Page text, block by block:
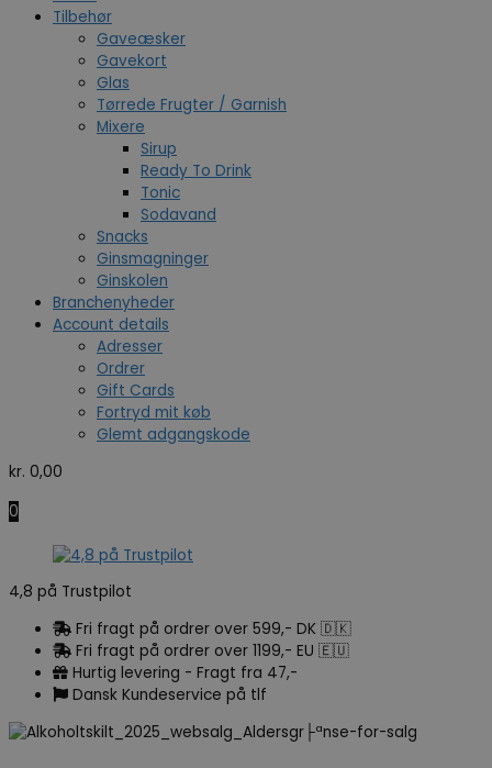
Tilbehør
Gaveæsker
Gavekort
Glas
Tørrede Frugter / Garnish
Mixere
Sirup
Ready To Drink
Tonic
Sodavand
Snacks
Ginsmagninger
Ginskolen
Branchenyheder
Account details
Adresser
Ordrer
Gift Cards
Fortryd mit køb
Glemt adgangskode
kr. 0,00
0
4,8 på Trustpilot
Fri fragt på ordrer over 599,- DK 🇩🇰
Fri fragt på ordrer over 1199,- EU 🇪🇺
Hurtig levering - Fragt fra 47,-
Dansk Kundeservice på tlf